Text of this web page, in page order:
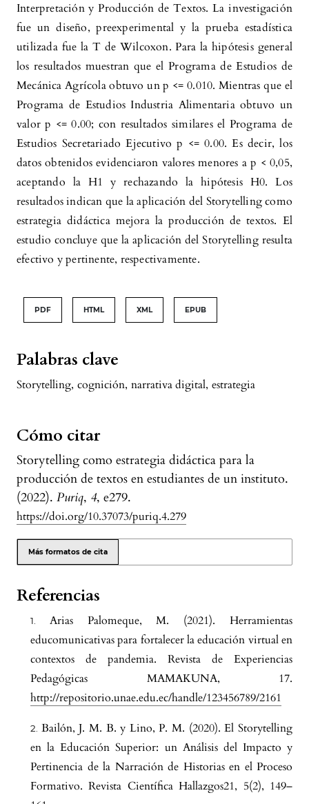
Palabras clave
Storytelling, cognición, narrativa digital, estrategia
Cómo citar
Storytelling como estrategia didáctica para la
producción de textos en estudiantes de un instituto.
(2022). Puriq, 4, e279.
https://doi.org/10.37073/puriq.4.279
Más formatos de cita
Interpretación y Producción de Textos. La investigación
fue un diseño, preexperimental y la prueba estadística
utilizada fue la T de Wilcoxon. Para la hipótesis general
los resultados muestran que el Programa de Estudios de
Mecánica Agrícola obtuvo un p <= 0.010. Mientras que el
Programa de Estudios Industria Alimentaria obtuvo un
valor p <= 0.00; con resultados similares el Programa de
Estudios Secretariado Ejecutivo p <= 0.00. Es decir, los
datos obtenidos evidenciaron valores menores a p < 0,05,
aceptando la H1 y rechazando la hipótesis H0. Los
resultados indican que la aplicación del Storytelling como
estrategia didáctica mejora la producción de textos. El
estudio concluye que la aplicación del Storytelling resulta
efectivo y pertinente, respectivamente.
PDF HTML XML EPUB
Referencias
Arias Palomeque, M. (2021). Herramientas
educomunicativas para fortalecer la educación virtual en
contextos de pandemia. Revista de Experiencias
Pedagógicas MAMAKUNA, 17.
http://repositorio.unae.edu.ec/handle/123456789/2161
Bailón, J. M. B. y Lino, P. M. (2020). El Storytelling
en la Educación Superior: un Análisis del Impacto y
Pertinencia de la Narración de Historias en el Proceso
Formativo. Revista Científica Hallazgos21, 5(2), 149–